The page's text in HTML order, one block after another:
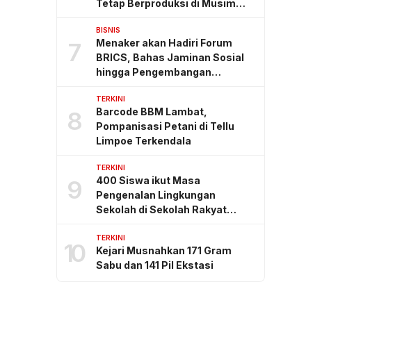
Tetap Berproduksi di Musim
7
BISNIS
Menaker akan Hadiri Forum
BRICS, Bahas Jaminan Sosial
hingga Pengembangan
8
TERKINI
Barcode BBM Lambat,
Pompanisasi Petani di Tellu
Limpoe Terkendala
9
TERKINI
400 Siswa ikut Masa
Pengenalan Lingkungan
Sekolah di Sekolah Rakyat
10
TERKINI
Kejari Musnahkan 171 Gram
Sabu dan 141 Pil Ekstasi